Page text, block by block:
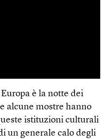
è la notte dei
alcune mostre hanno
istituzioni culturali
un generale calo degli